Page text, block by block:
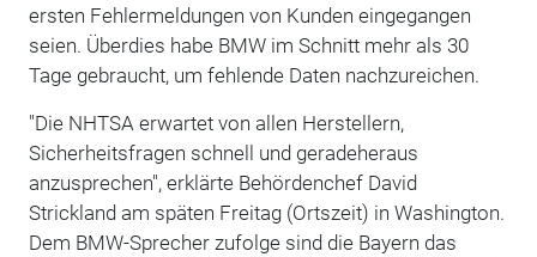
ersten Fehlermeldungen von Kunden eingegangen
seien. Überdies habe BMW im Schnitt mehr als 30
Tage gebraucht, um fehlende Daten nachzureichen.
"Die NHTSA erwartet von allen Herstellern,
Sicherheitsfragen schnell und geradeheraus
anzusprechen", erklärte Behördenchef David
Strickland am späten Freitag (Ortszeit) in Washington.
Dem BMW-Sprecher zufolge sind die Bayern das